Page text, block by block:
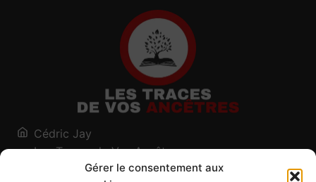
Gérer le consentement aux
Cédric Jay
Les Traces de Vos Ancêtres
120, chemin des Salines